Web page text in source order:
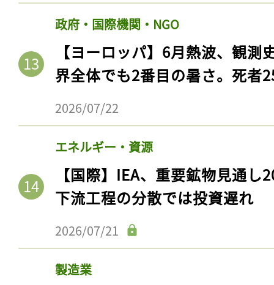
政府・国際機関・NGO
【ヨーロッパ】6月熱波、観
界全体でも2番目の暑さ。死者
2026/07/22
エネルギー・資源
【国際】IEA、重要鉱物見通
下流工程の分散では投資遅れ
2026/07/21
製造業
記事をお気に入りに
ログインが必
会員登録